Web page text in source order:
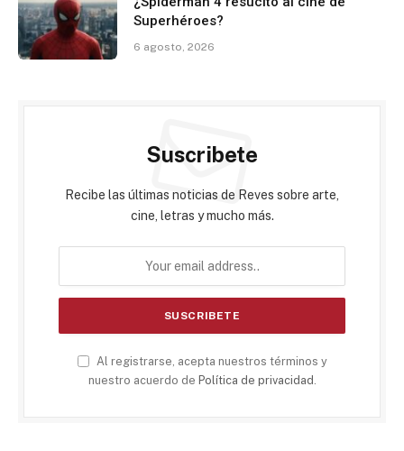
Superhéroes?
6 agosto, 2026
Suscribete
Recibe las últimas noticias de Reves sobre arte,
cine, letras y mucho más.
Al registrarse, acepta nuestros términos y
nuestro acuerdo de Política de privacidad